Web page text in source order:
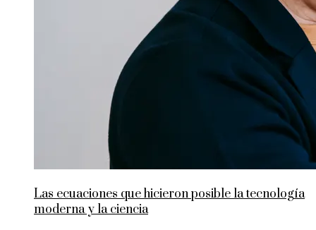
Las ecuaciones que hicieron posible la tecnología
moderna y la ciencia